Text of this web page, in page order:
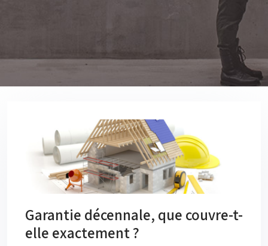
Garantie décennale, que couvre-t-
elle exactement ?